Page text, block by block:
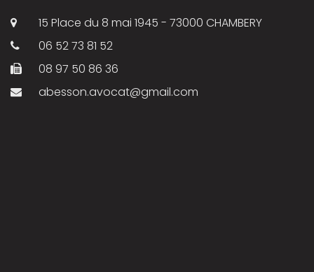
15 Place du 8 mai 1945 - 73000 CHAMBERY
06 52 73 81 52
08 97 50 86 36
abesson.avocat@gmail.com